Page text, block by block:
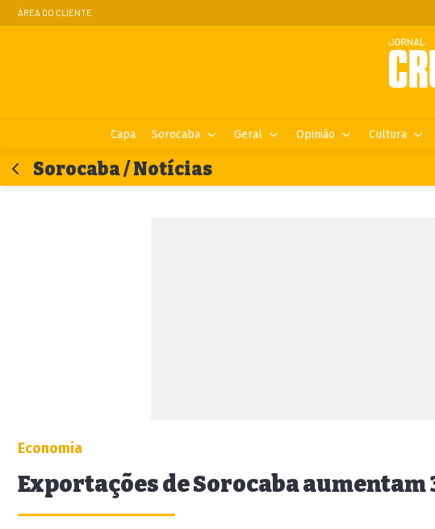
ÁREA DO CLIENTE
Capa Sorocaba Geral Opinião Cultura
Sorocaba / Notícias
Economia
Exportações de Sorocaba aumentam